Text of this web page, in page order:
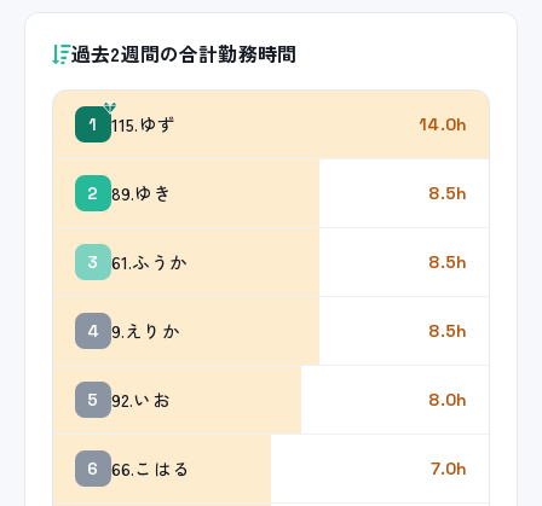
過去2週間の合計勤務時間
1 115.ゆず 14.0h
2 89.ゆき 8.5h
3 61.ふうか 8.5h
4 9.えりか 8.5h
5 92.いお 8.0h
6 66.こはる 7.0h